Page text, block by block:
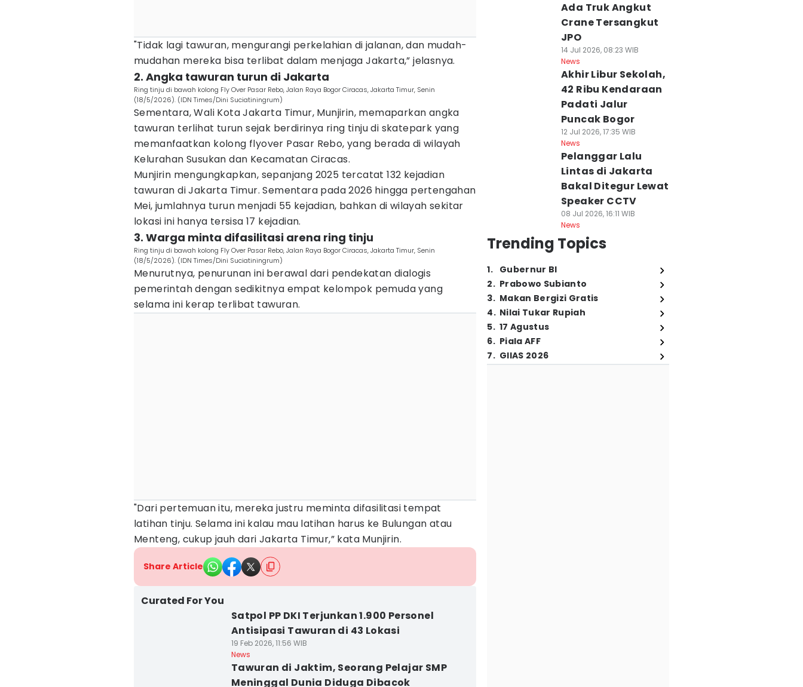
"Tidak lagi tawuran, mengurangi perkelahian di jalanan, dan mudah-
mudahan mereka bisa terlibat dalam menjaga Jakarta,” jelasnya.
2. Angka tawuran turun di Jakarta
Ring tinju di bawah kolong Fly Over Pasar Rebo, Jalan Raya Bogor Ciracas, Jakarta Timur, Senin
(18/5/2026). (IDN Times/Dini Suciatiningrum)
Sementara, Wali Kota Jakarta Timur, Munjirin, memaparkan angka
tawuran terlihat turun sejak berdirinya ring tinju di skatepark yang
memanfaatkan kolong flyover Pasar Rebo, yang berada di wilayah
Kelurahan Susukan dan Kecamatan Ciracas.
Munjirin mengungkapkan, sepanjang 2025 tercatat 132 kejadian
tawuran di Jakarta Timur. Sementara pada 2026 hingga pertengahan
Mei, jumlahnya turun menjadi 55 kejadian, bahkan di wilayah sekitar
lokasi ini hanya tersisa 17 kejadian.
3. Warga minta difasilitasi arena ring tinju
Ring tinju di bawah kolong Fly Over Pasar Rebo, Jalan Raya Bogor Ciracas, Jakarta Timur, Senin
(18/5/2026). (IDN Times/Dini Suciatiningrum)
Menurutnya, penurunan ini berawal dari pendekatan dialogis
pemerintah dengan sedikitnya empat kelompok pemuda yang
selama ini kerap terlibat tawuran.
"Dari pertemuan itu, mereka justru meminta difasilitasi tempat
latihan tinju. Selama ini kalau mau latihan harus ke Bulungan atau
Menteng, cukup jauh dari Jakarta Timur,” kata Munjirin.
Share Article
Curated For You
Satpol PP DKI Terjunkan 1.900 Personel
Antisipasi Tawuran di 43 Lokasi
19 Feb 2026, 11:56 WIB
News
Tawuran di Jaktim, Seorang Pelajar SMP
Meninggal Dunia Diduga Dibacok
Ada Truk Angkut
Crane Tersangkut
JPO
14 Jul 2026, 08:23 WIB
News
Akhir Libur Sekolah,
42 Ribu Kendaraan
Padati Jalur
Puncak Bogor
12 Jul 2026, 17:35 WIB
News
Pelanggar Lalu
Lintas di Jakarta
Bakal Ditegur Lewat
Speaker CCTV
08 Jul 2026, 16:11 WIB
News
Trending Topics
1. Gubernur BI
2. Prabowo Subianto
3. Makan Bergizi Gratis
4. Nilai Tukar Rupiah
5. 17 Agustus
6. Piala AFF
7. GIIAS 2026